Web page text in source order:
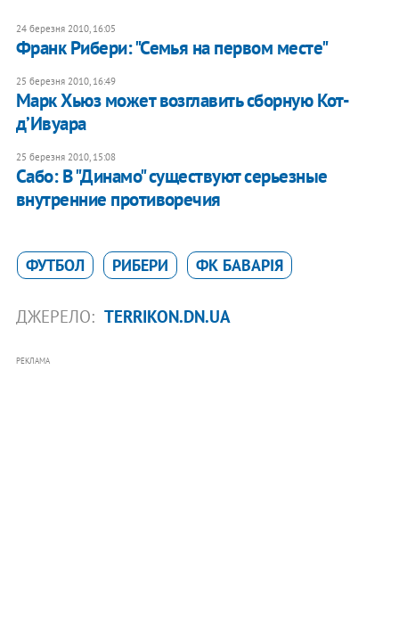
24 березня 2010, 16:05
Франк Рибери: "Семья на первом месте"
25 березня 2010, 16:49
Марк Хьюз может возглавить сборную Кот-
д’Ивуара
25 березня 2010, 15:08
Сабо: В "Динамо" существуют серьезные
внутренние противоречия
ФУТБОЛ РИБЕРИ ФК БАВАРІЯ
ДЖЕРЕЛО: TERRIKON.DN.UA
РЕКЛАМА